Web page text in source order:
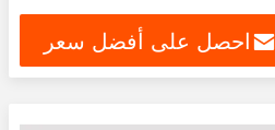
احصل على أفضل سعر